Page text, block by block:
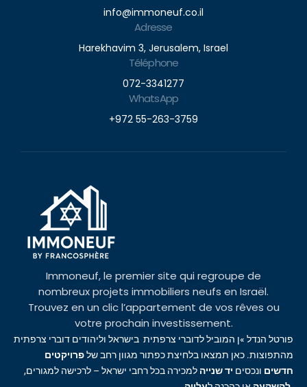
info@immoneuf.co.il
Adresse
Harekhavim 3, Jerusalem, Israel
Téléphone
072-3341277
WhatsApp
+972 55-263-3759
Immoneuf, le premier site qui regroupe de
nombreux projets immobiliers neufs en Israël.
Trouvez en un clic l’appartement de vos rêves ou
votre prochain investissement.
פורטל הנדל »ן המוביל לדוברי צרפתית בישראל וליהודים דוברי צרפתית
מהתפוצות. כאן תמצאו בלחיצת כפתור מגוון רחב שלפרויקטים
חדשים ונכסים יד שנייה למכירה בכל רחבי ישראל – לרכישה למגורים,